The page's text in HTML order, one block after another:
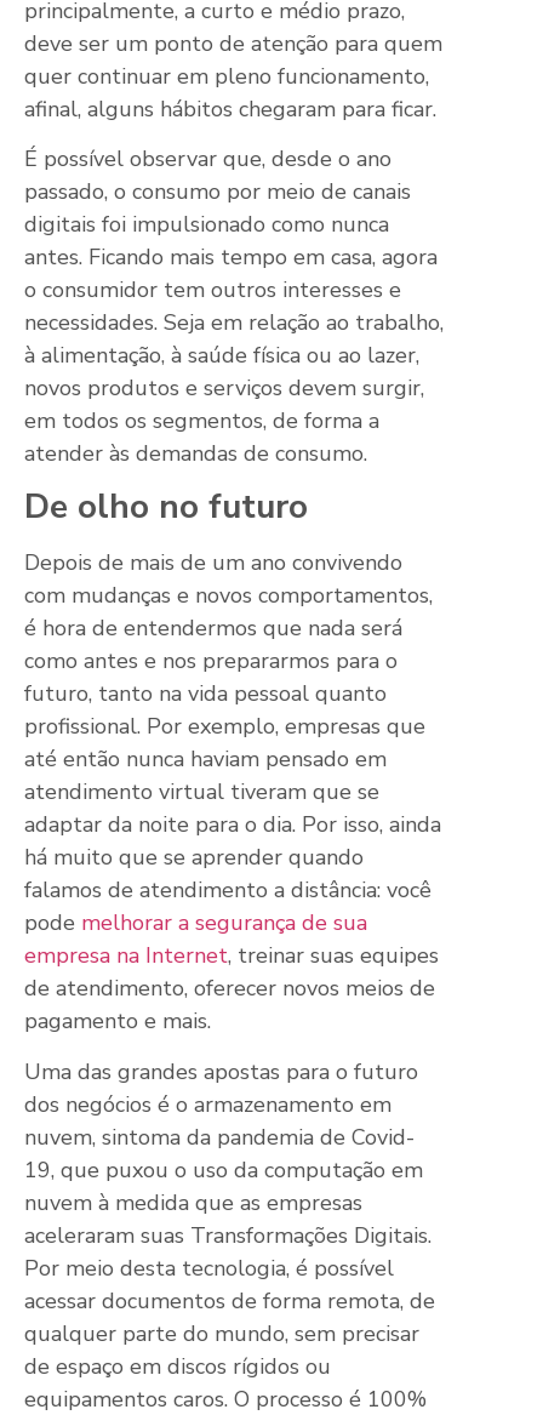
principalmente, a curto e médio prazo,
deve ser um ponto de atenção para quem
quer continuar em pleno funcionamento,
afinal, alguns hábitos chegaram para ficar.
É possível observar que, desde o ano
passado, o consumo por meio de canais
digitais foi impulsionado como nunca
antes. Ficando mais tempo em casa, agora
o consumidor tem outros interesses e
necessidades. Seja em relação ao trabalho,
à alimentação, à saúde física ou ao lazer,
novos produtos e serviços devem surgir,
em todos os segmentos, de forma a
atender às demandas de consumo.
De olho no futuro
Depois de mais de um ano convivendo
com mudanças e novos comportamentos,
é hora de entendermos que nada será
como antes e nos prepararmos para o
futuro, tanto na vida pessoal quanto
profissional. Por exemplo, empresas que
até então nunca haviam pensado em
atendimento virtual tiveram que se
adaptar da noite para o dia. Por isso, ainda
há muito que se aprender quando
falamos de atendimento a distância: você
pode melhorar a segurança de sua
empresa na Internet, treinar suas equipes
de atendimento, oferecer novos meios de
pagamento e mais.
Uma das grandes apostas para o futuro
dos negócios é o armazenamento em
nuvem, sintoma da pandemia de Covid-
19, que puxou o uso da computação em
nuvem à medida que as empresas
aceleraram suas Transformações Digitais.
Por meio desta tecnologia, é possível
acessar documentos de forma remota, de
qualquer parte do mundo, sem precisar
de espaço em discos rígidos ou
equipamentos caros. O processo é 100%